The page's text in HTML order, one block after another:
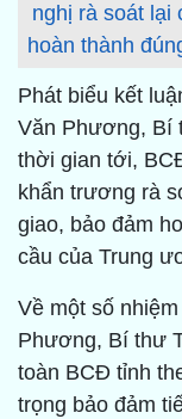
nghị rà soát lại
hoàn thành
Phát biểu kết
Văn Phương, Bí
thời gian tới,
khẩn trương rà
giao, bảo đảm
cầu của Trung
Về một số
Phương, Bí thư
toàn BCĐ tỉnh
trọng bảo đảm